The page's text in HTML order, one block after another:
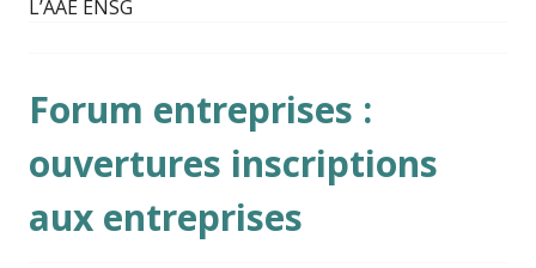
L’AAE ENSG
Forum entreprises :
ouvertures inscriptions
aux entreprises